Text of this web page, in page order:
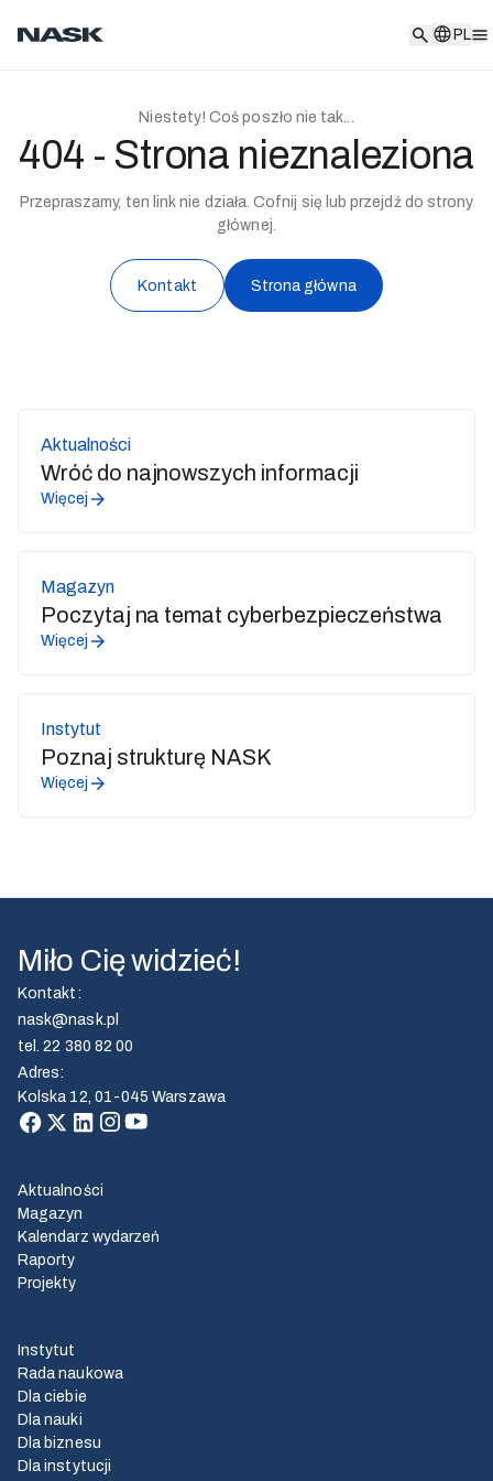
PL
Niestety! Coś poszło nie tak...
404 - Strona nieznaleziona
Przepraszamy, ten link nie działa. Cofnij się lub przejdź do strony
głównej.
Kontakt Strona główna
Aktualności
Wróć do najnowszych informacji
Więcej
Magazyn
Poczytaj na temat cyberbezpieczeństwa
Więcej
Instytut
Poznaj strukturę NASK
Więcej
Miło Cię widzieć!
Kontakt :
nask@nask.pl
tel.22 380 82 00
Adres:
Kolska 12, 01-045 Warszawa
Aktualności
Magazyn
Kalendarz wydarzeń
Raporty
Projekty
Instytut
Rada naukowa
Dla ciebie
Dla nauki
Dla biznesu
Dla instytucji